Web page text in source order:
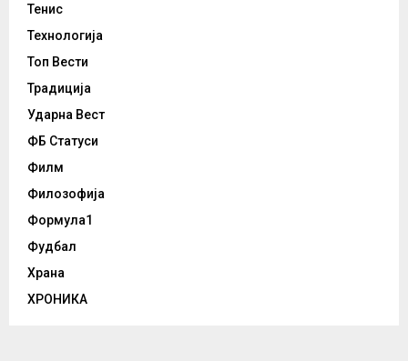
Тенис
Технологија
Топ Вести
Традиција
Ударна Вест
ФБ Статуси
Филм
Филозофија
Формула1
Фудбал
Храна
ХРОНИКА